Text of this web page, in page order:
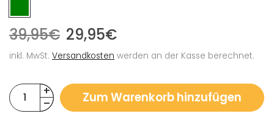
39,95€ 29,95€
inkl. MwSt. Versandkosten werden an der Kasse berechnet.
Zum Warenkorb hinzufügen